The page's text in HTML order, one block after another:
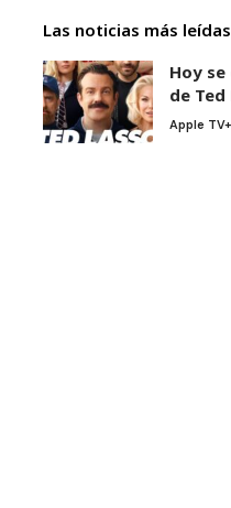
Las noticias más leídas
Hoy
de Ted
Apple TV+